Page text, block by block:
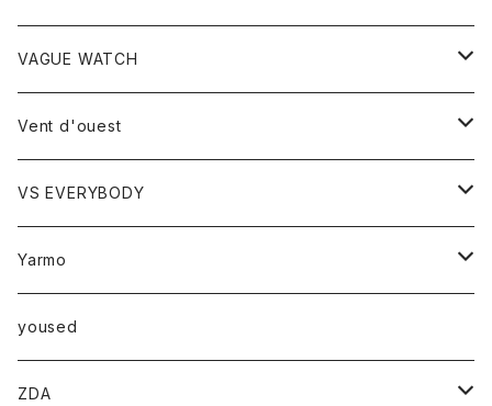
カットソー
セーター
ベスト
VAGUE WATCH
時計
Vent d'ouest
ボトム
スカート
トップス
ベスト
VS EVERYBODY
トップス
Ｔシャツ
Yarmo
アウター
コート
小物
yoused
ZDA